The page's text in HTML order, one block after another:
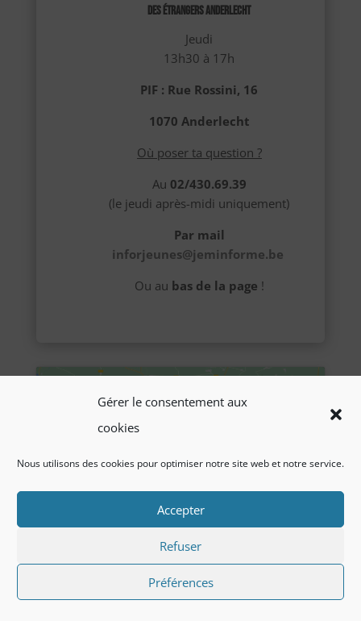
Gérer le consentement aux
cookies
Nous utilisons des cookies pour optimiser notre site web et notre service.
Accepter
Refuser
Préférences
des étrangers Anderlecht
Jeudi
13h30 à 17h
PIF : Rue Rossini, 16
1070 Anderlecht
Où poser ta question ?
Au 02/430.69.39
(le jeudi après-midi uniquement)
Par mail
inforjeunes@jeminforme.be
Ou au bas de la page !
Cliquez pour accepter les cookies